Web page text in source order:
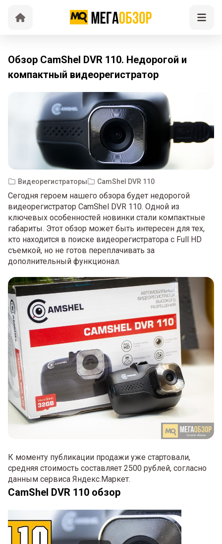
Обзор CamShel DVR 110. Недорогой и
компактный видеорегистратор
Видеорегистраторы CamShel DVR 110
Сегодня героем нашего обзора будет недорогой
видеорегистратор CamShel DVR 110. Одной из
ключевых особенностей новинки стали компактные
габариты. Этот обзор может быть интересен для тех,
кто находится в поиске видеорегистратора с Full HD
съемкой, но не готов переплачивать за
дополнительный функционал.
К моменту публикации продажи уже стартовали,
средняя стоимость составляет 2500 рублей, согласно
данным сервиса Яндекс.Маркет.
CamShel DVR 110 обзор